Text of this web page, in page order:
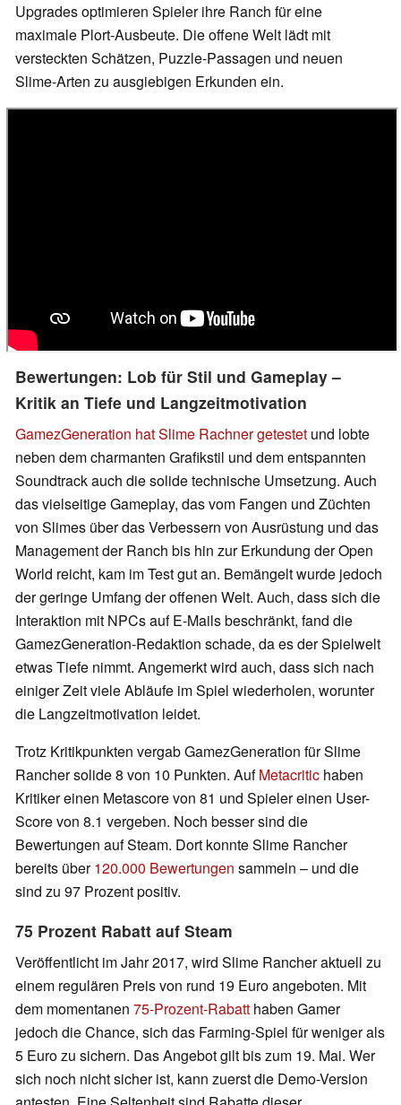
Upgrades optimieren Spieler ihre Ranch für eine
maximale Plort-Ausbeute. Die offene Welt lädt mit
versteckten Schätzen, Puzzle-Passagen und neuen
Slime-Arten zu ausgiebigen Erkunden ein.
Bewertungen: Lob für Stil und Gameplay –
Kritik an Tiefe und Langzeitmotivation
GamezGeneration hat Slime Rachner getestet und lobte
neben dem charmanten Grafikstil und dem entspannten
Soundtrack auch die solide technische Umsetzung. Auch
das vielseitige Gameplay, das vom Fangen und Züchten
von Slimes über das Verbessern von Ausrüstung und das
Management der Ranch bis hin zur Erkundung der Open
World reicht, kam im Test gut an. Bemängelt wurde jedoch
der geringe Umfang der offenen Welt. Auch, dass sich die
Interaktion mit NPCs auf E-Mails beschränkt, fand die
GamezGeneration-Redaktion schade, da es der Spielwelt
etwas Tiefe nimmt. Angemerkt wird auch, dass sich nach
einiger Zeit viele Abläufe im Spiel wiederholen, worunter
die Langzeitmotivation leidet.
Trotz Kritikpunkten vergab GamezGeneration für Slime
Rancher solide 8 von 10 Punkten. AufMetacritic haben
Kritiker einen Metascore von 81 und Spieler einen User-
Score von 8.1 vergeben. Noch besser sind die
Bewertungen auf Steam. Dort konnte Slime Rancher
bereits über120.000 Bewertungen sammeln – und die
sind zu 97 Prozent positiv.
75 Prozent Rabatt auf Steam
Veröffentlicht im Jahr 2017, wird Slime Rancher aktuell zu
einem regulären Preis von rund 19 Euro angeboten. Mit
dem momentanen 75-Prozent-Rabatt haben Gamer
jedoch die Chance, sich das Farming-Spiel für weniger als
5 Euro zu sichern. Das Angebot gilt bis zum 19. Mai. Wer
sich noch nicht sicher ist, kann zuerst die Demo-Version